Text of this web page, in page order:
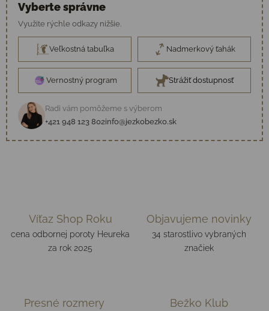
Vyberte správne
Využite rýchle odkazy nižšie.
Veľkostná tabuľka Nadmerkový ťahák
Vernostný program Strážiť dostupnosť
Radi vám pomôžeme s výberom
+421 948 123 802info@jezkobezko.sk
Víťaz Shop Roku
cena odbornej poroty Heureka
za rok 2025
Objavujeme novinky
34 starostlivo vybraných
značiek
Presné rozmery Bežko Klub